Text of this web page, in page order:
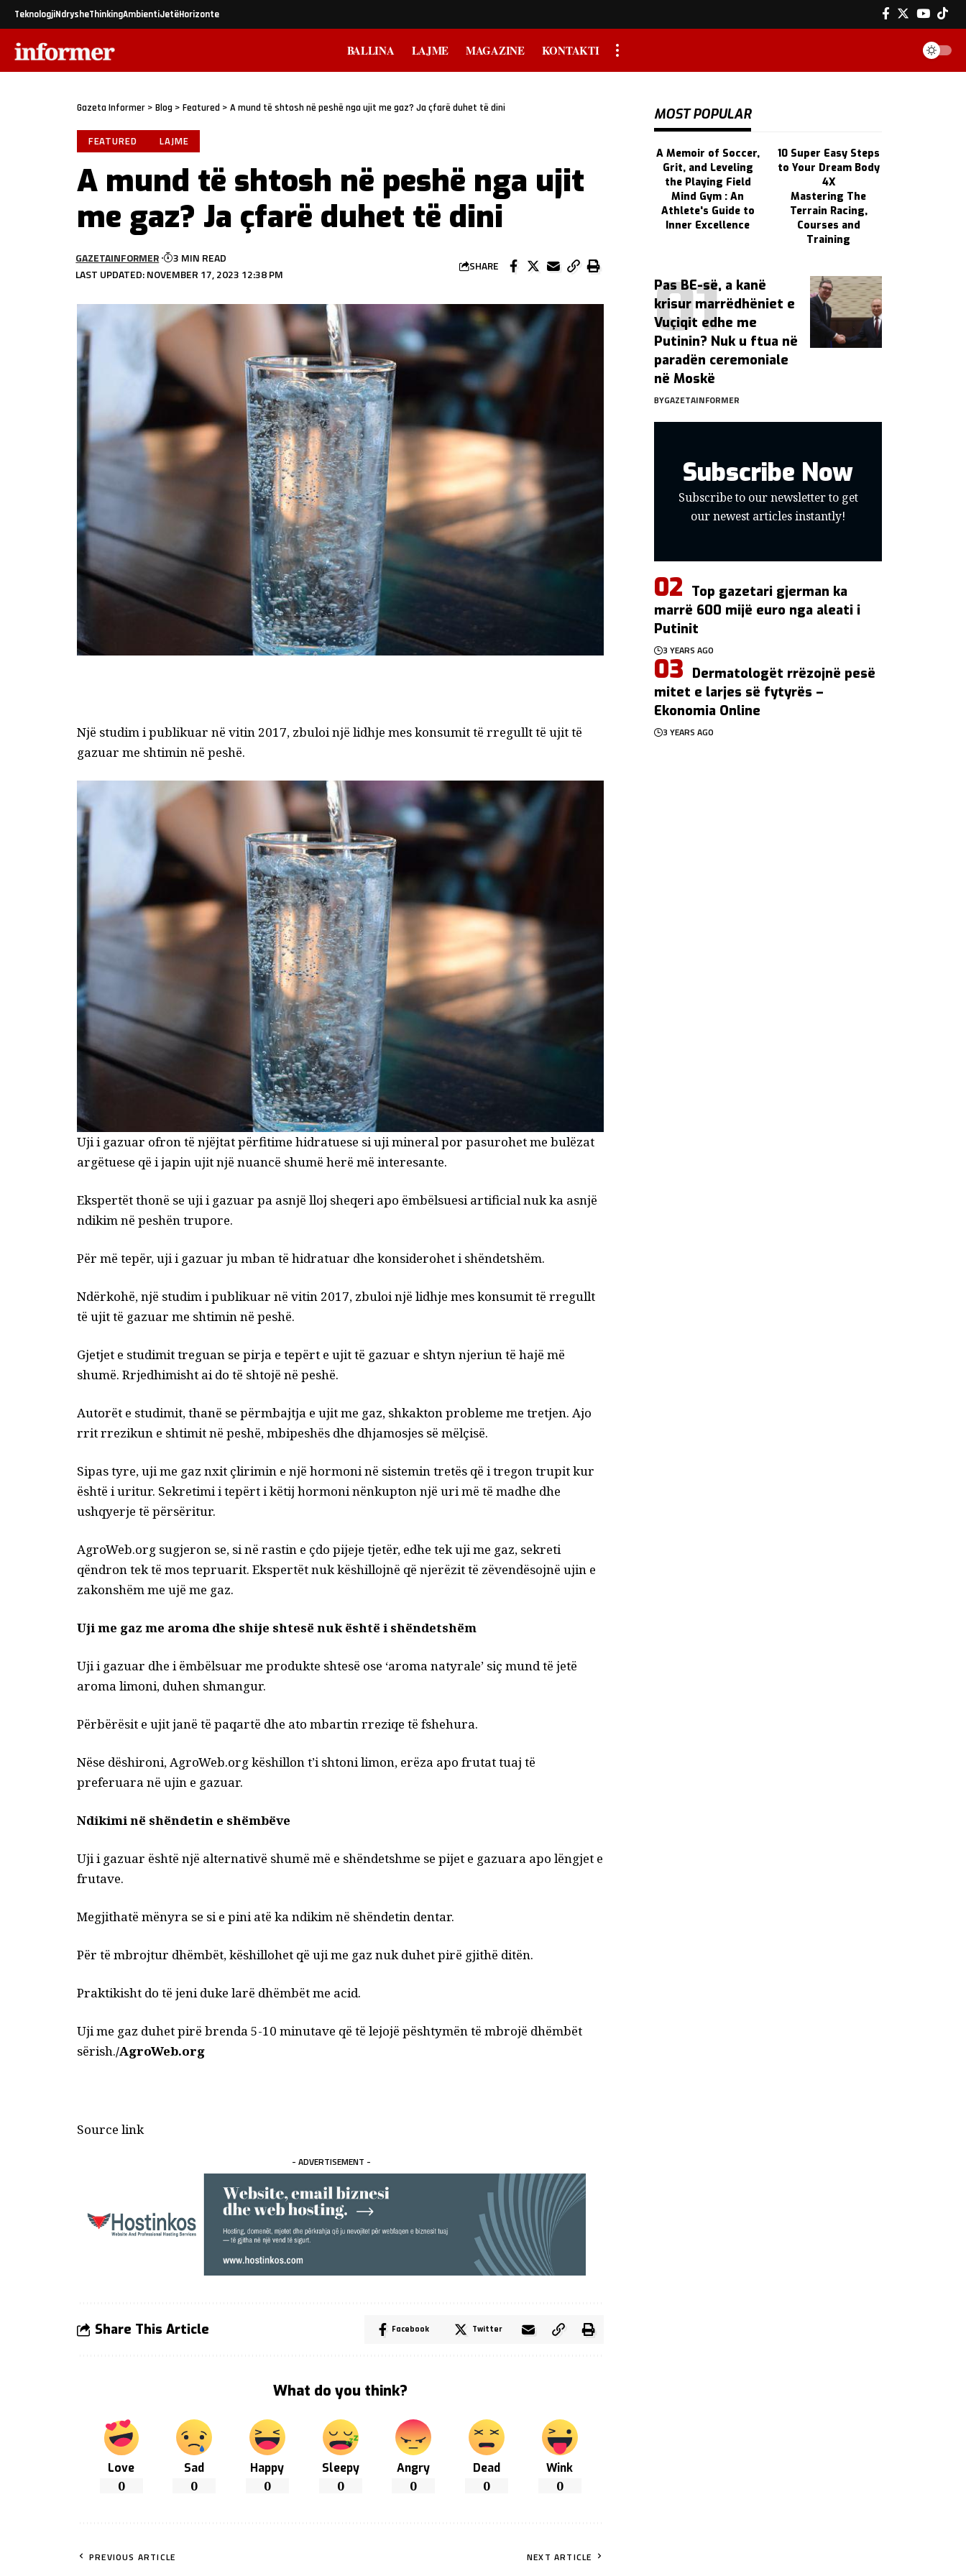
TeknologjiNdrysheThinkingAmbientiJetëHorizonte
BALLINA LAJME MAGAZINE KONTAKTI
Gazeta Informer > Blog > Featured > A mund të shtosh në peshë nga ujit me gaz? Ja çfarë duhet të dini
FEATURED LAJME
A mund të shtosh në peshë nga ujit
me gaz? Ja çfarë duhet të dini
LAST UPDATED: NOVEMBER 17, 2023 12:38 PM
GAZETAINFORMER 3 MIN READ
SHARE
Një studim i publikuar në vitin 2017, zbuloi një lidhje mes konsumit të rregullt të ujit të
gazuar me shtimin në peshë.
Uji i gazuar ofron të njëjtat përfitime hidratuese si uji mineral por pasurohet me bulëzat
argëtuese që i japin ujit një nuancë shumë herë më interesante.
Ekspertët thonë se uji i gazuar pa asnjë lloj sheqeri apo ëmbëlsuesi artificial nuk ka asnjë
ndikim në peshën trupore.
Për më tepër, uji i gazuar ju mban të hidratuar dhe konsiderohet i shëndetshëm.
Ndërkohë, një studim i publikuar në vitin 2017, zbuloi një lidhje mes konsumit të rregullt
të ujit të gazuar me shtimin në peshë.
Gjetjet e studimit treguan se pirja e tepërt e ujit të gazuar e shtyn njeriun të hajë më
shumë. Rrjedhimisht ai do të shtojë në peshë.
Autorët e studimit, thanë se përmbajtja e ujit me gaz, shkakton probleme me tretjen. Ajo
rrit rrezikun e shtimit në peshë, mbipeshës dhe dhjamosjes së mëlçisë.
Sipas tyre, uji me gaz nxit çlirimin e një hormoni në sistemin tretës që i tregon trupit kur
është i uritur. Sekretimi i tepërt i këtij hormoni nënkupton një uri më të madhe dhe
ushqyerje të përsëritur.
AgroWeb.org sugjeron se, si në rastin e çdo pijeje tjetër, edhe tek uji me gaz, sekreti
qëndron tek të mos tepruarit. Ekspertët nuk këshillojnë që njerëzit të zëvendësojnë ujin e
zakonshëm me ujë me gaz.
Uji me gaz me aroma dhe shije shtesë nuk është i shëndetshëm
Uji i gazuar dhe i ëmbëlsuar me produkte shtesë ose ‘aroma natyrale’ siç mund të jetë
aroma limoni, duhen shmangur.
Përbërësit e ujit janë të paqartë dhe ato mbartin rreziqe të fshehura.
Nëse dëshironi, AgroWeb.org këshillon t’i shtoni limon, erëza apo frutat tuaj të
preferuara në ujin e gazuar.
Ndikimi në shëndetin e shëmbëve
Uji i gazuar është një alternativë shumë më e shëndetshme se pijet e gazuara apo lëngjet e
frutave.
Megjithatë mënyra se si e pini atë ka ndikim në shëndetin dentar.
Për të mbrojtur dhëmbët, këshillohet që uji me gaz nuk duhet pirë gjithë ditën.
Praktikisht do të jeni duke larë dhëmbët me acid.
Uji me gaz duhet pirë brenda 5-10 minutave që të lejojë pështymën të mbrojë dhëmbët
sërish./AgroWeb.org
Source link
- ADVERTISEMENT -
Share This Article Facebook Twitter
What do you think?
Love
0
Sad
0
Happy
0
Sleepy
0
Angry
0
Dead
0
Wink
0
PREVIOUS ARTICLE NEXT ARTICLE
MOST POPULAR
A Memoir of Soccer,
Grit, and Leveling
the Playing Field
10 Super Easy Steps
to Your Dream Body
4X
Mind Gym : An
Athlete's Guide to
Inner Excellence
Mastering The
Terrain Racing,
Courses and
Training
Pas BE-së, a kanë
krisur marrëdhëniet e
Vuçiqit edhe me
Putinin? Nuk u ftua në
paradën ceremoniale
në Moskë
BYGAZETAINFORMER
Subscribe Now
Subscribe to our newsletter to get
our newest articles instantly!
Top gazetari gjerman ka
marrë 600 mijë euro nga aleati i
Putinit
3 YEARS AGO
Dermatologët rrëzojnë pesë
mitet e larjes së fytyrës –
Ekonomia Online
3 YEARS AGO